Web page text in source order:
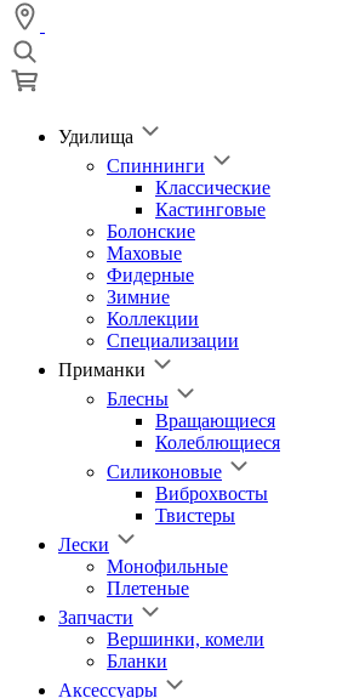
Удилища
Спиннинги
Классические
Кастинговые
Болонские
Маховые
Фидерные
Зимние
Коллекции
Специализации
Приманки
Блесны
Вращающиеся
Колеблющиеся
Силиконовые
Виброхвосты
Твистеры
Лески
Монофильные
Плетеные
Запчасти
Вершинки, комели
Бланки
Аксессуары